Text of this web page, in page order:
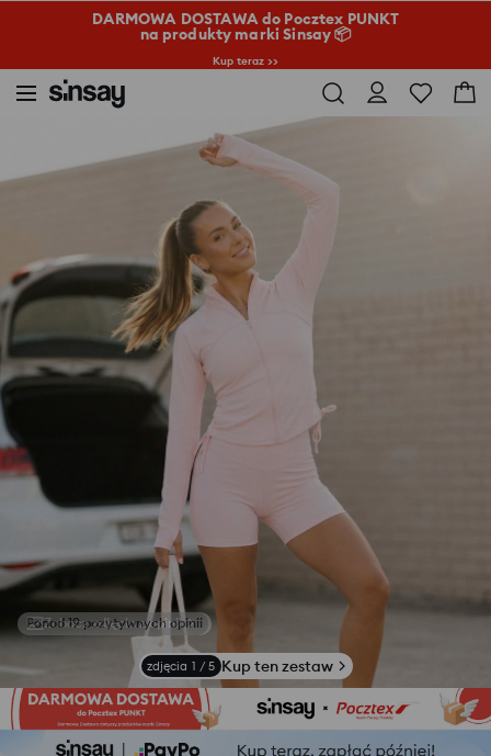
DARMOWA DOSTAWA do Pocztex PUNKT
na produkty marki Sinsay 📦
Kup teraz >>
Sportowa bluza ze ściągaczami i otworami na kciuki Gym Hard
Zobacz zdjęcia z opinii
zdjęcia 1 / 5 Kup ten zestaw